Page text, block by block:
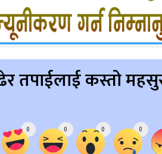
तपाईलाई कस्तो
0 0 0 0